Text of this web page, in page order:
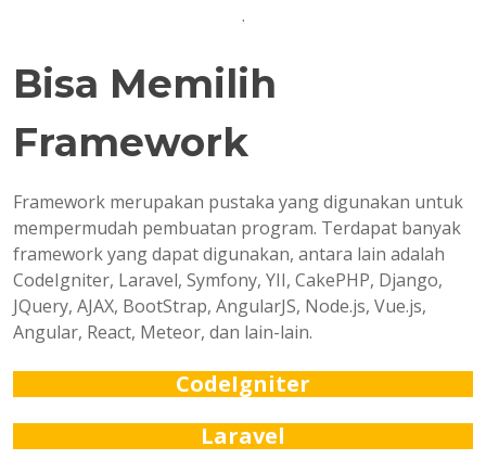
.
Bisa Memilih
Framework
Framework merupakan pustaka yang digunakan untuk
mempermudah pembuatan program. Terdapat banyak
framework yang dapat digunakan, antara lain adalah
CodeIgniter, Laravel, Symfony, YII, CakePHP, Django,
JQuery, AJAX, BootStrap, AngularJS, Node.js, Vue.js,
Angular, React, Meteor, dan lain-lain.
CodeIgniter
Laravel